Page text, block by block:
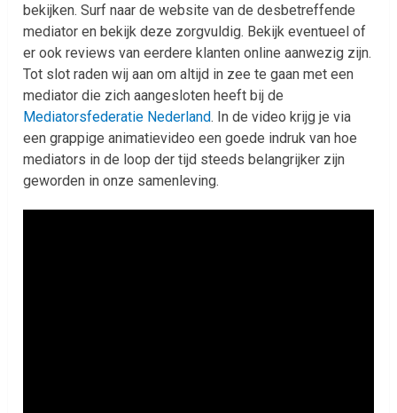
bekijken. Surf naar de website van de desbetreffende
mediator en bekijk deze zorgvuldig. Bekijk eventueel of
er ook reviews van eerdere klanten online aanwezig zijn.
Tot slot raden wij aan om altijd in zee te gaan met een
mediator die zich aangesloten heeft bij de
Mediatorsfederatie Nederland. In de video krijg je via
een grappige animatievideo een goede indruk van hoe
mediators in de loop der tijd steeds belangrijker zijn
geworden in onze samenleving.